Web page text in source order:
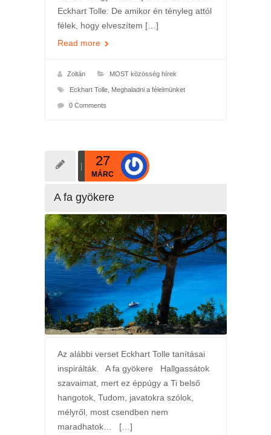
Eckhart Tolle: De amikor én tényleg attól
félek, hogy elveszítem […]
Read more
Zoltán MOST közösség hírek
Eckhart Tolle, Meghaladni a félelmünket
0 Comments
27
MÁRC
A fa gyökere
Az alábbi verset Eckhart Tolle tanításai
inspirálták. A fa gyökere Hallgassátok
szavaimat, mert ez éppúgy a Ti belső
hangotok, Tudom, javatokra szólok,
mélyről, most csendben nem
maradhatok… […]